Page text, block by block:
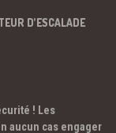
D’ESCALADE
! Les
aucun cas engager